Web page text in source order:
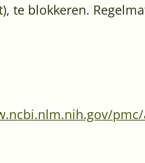
te blokkeren.
pmc/